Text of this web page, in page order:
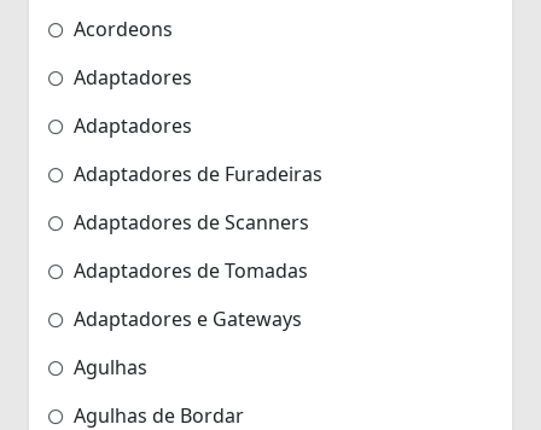
Acordeons
Adaptadores
Adaptadores
Adaptadores de Furadeiras
Adaptadores de Scanners
Adaptadores de Tomadas
Adaptadores e Gateways
Agulhas
Agulhas de Bordar